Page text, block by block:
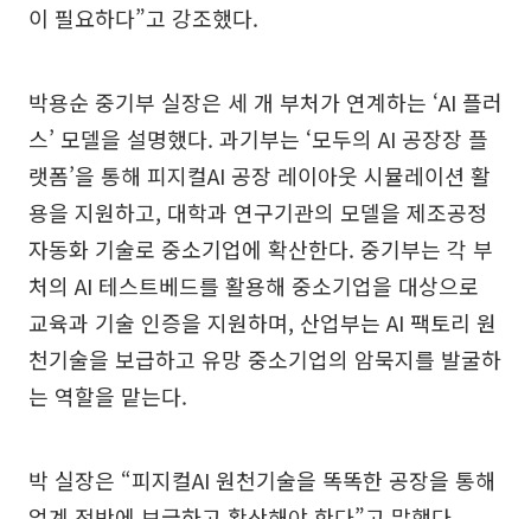
이 필요하다”고 강조했다.
박용순 중기부 실장은 세 개 부처가 연계하는 ‘AI 플러
스’ 모델을 설명했다. 과기부는 ‘모두의 AI 공장장 플
랫폼’을 통해 피지컬AI 공장 레이아웃 시뮬레이션 활
용을 지원하고, 대학과 연구기관의 모델을 제조공정
자동화 기술로 중소기업에 확산한다. 중기부는 각 부
처의 AI 테스트베드를 활용해 중소기업을 대상으로
교육과 기술 인증을 지원하며, 산업부는 AI 팩토리 원
천기술을 보급하고 유망 중소기업의 암묵지를 발굴하
는 역할을 맡는다.
박 실장은 “피지컬AI 원천기술을 똑똑한 공장을 통해